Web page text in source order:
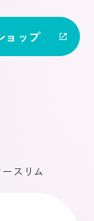
ョップ
スリム